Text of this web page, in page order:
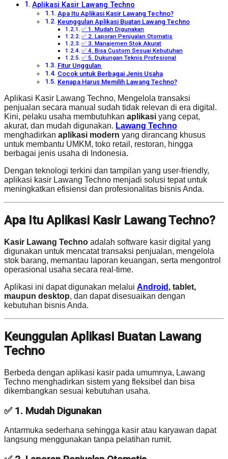
Aplikasi Kasir Lawang Techno
Apa Itu Aplikasi Kasir Lawang Techno?
Keunggulan Aplikasi Buatan Lawang Techno
✅ 1. Mudah Digunakan
✅ 2. Laporan Penjualan Otomatis
✅ 3. Manajemen Stok Akurat
✅ 4. Bisa Custom Sesuai Kebutuhan
✅ 5. Dukungan Teknis Profesional
Fitur Unggulan
Cocok untuk Berbagai Jenis Usaha
Kenapa Harus Memilih Lawang Techno?
Aplikasi Kasir Lawang Techno, Mengelola transaksi
penjualan secara manual sudah tidak relevan di era digital.
Kini, pelaku usaha membutuhkan aplikasi yang cepat,
akurat, dan mudah digunakan. Lawang Techno
menghadirkan aplikasi modern yang dirancang khusus
untuk membantu UMKM, toko retail, restoran, hingga
berbagai jenis usaha di Indonesia.
Dengan teknologi terkini dan tampilan yang user-friendly,
aplikasi kasir Lawang Techno menjadi solusi tepat untuk
meningkatkan efisiensi dan profesionalitas bisnis Anda.
Apa Itu Aplikasi Kasir Lawang Techno?
Kasir Lawang Techno adalah software kasir digital yang
digunakan untuk mencatat transaksi penjualan, mengelola
stok barang, memantau laporan keuangan, serta mengontrol
operasional usaha secara real-time.
Aplikasi ini dapat digunakan melalui Android , tablet,
maupun desktop, dan dapat disesuaikan dengan
kebutuhan bisnis Anda.
Keunggulan Aplikasi Buatan Lawang
Techno
Berbeda dengan aplikasi kasir pada umumnya, Lawang
Techno menghadirkan sistem yang fleksibel dan bisa
dikembangkan sesuai kebutuhan usaha.
✅ 1. Mudah Digunakan
Antarmuka sederhana sehingga kasir atau karyawan dapat
langsung menggunakan tanpa pelatihan rumit.